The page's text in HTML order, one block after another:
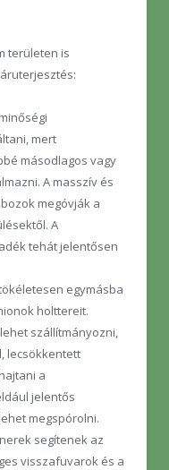
területen is
mert
másodlagos vagy
A masszív és
megóvják a
A
tehát jelentősen
egymásba
holttereit.
szállítmányozni,
lecsökkentett
a
jelentős
megspórolni.
segítenek az
visszafuvarok és a